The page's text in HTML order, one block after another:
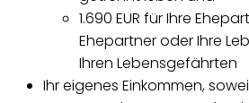
1.690 EUR für Ihre
Ehepartner oder Ihre
Ihren Lebensgefährten
Ihr eigenes Einkommen,